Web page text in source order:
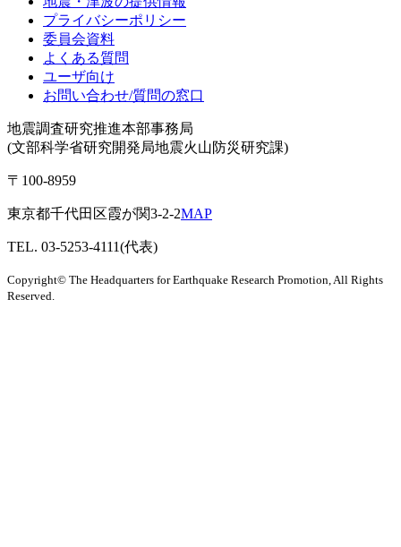
プライバシーポリシー
委員会資料
よくある質問
ユーザ向け
お問い合わせ/質問の窓口
地震調査研究推進本部事務局
(文部科学省研究開発局地震火山防災研究課)
〒100-8959
東京都千代田区霞が関3-2-2MAP
TEL. 03-5253-4111(代表)
Copyright© The Headquarters for Earthquake Research Promotion, All Rights
Reserved.